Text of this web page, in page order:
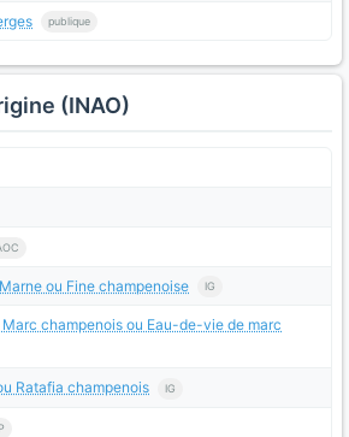
publique
(INAO)
ou Fine champenoise IG
champenois ou Eau-de-vie de marc
Ratafia champenois IG